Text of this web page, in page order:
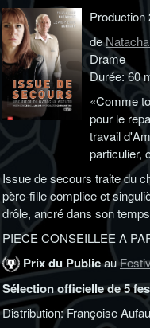
Production
de
Drame
Durée: 60
«Comme
pour le
travail
particulier,
Issue de secours traite du
père-fille complice et
drôle, ancré dans son
PIECE CONSEILLEE A
Prix du Publicau
Sélection officielle de 5
Distribution: Françoise